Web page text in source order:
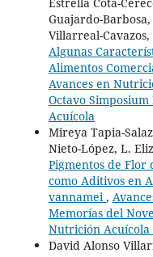
Guajardo-
Villarreal-
Algunas
Alimentos
Avances en
Octavo
Acuícola
Mireya Tapia-
Nieto-López, L.
Pigmentos de Flor
como Aditivos en
vannamei ,
Memorías del
Nutrición Acuícola
David Alonso